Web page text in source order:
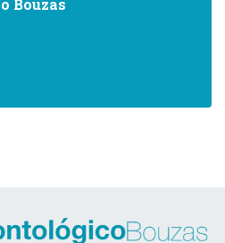
Bouzas